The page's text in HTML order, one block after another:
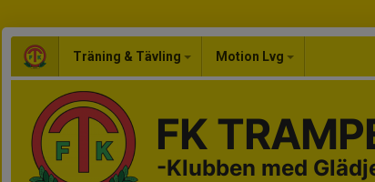
Träning & Tävling Motion Lvg
FK
-Klubben med